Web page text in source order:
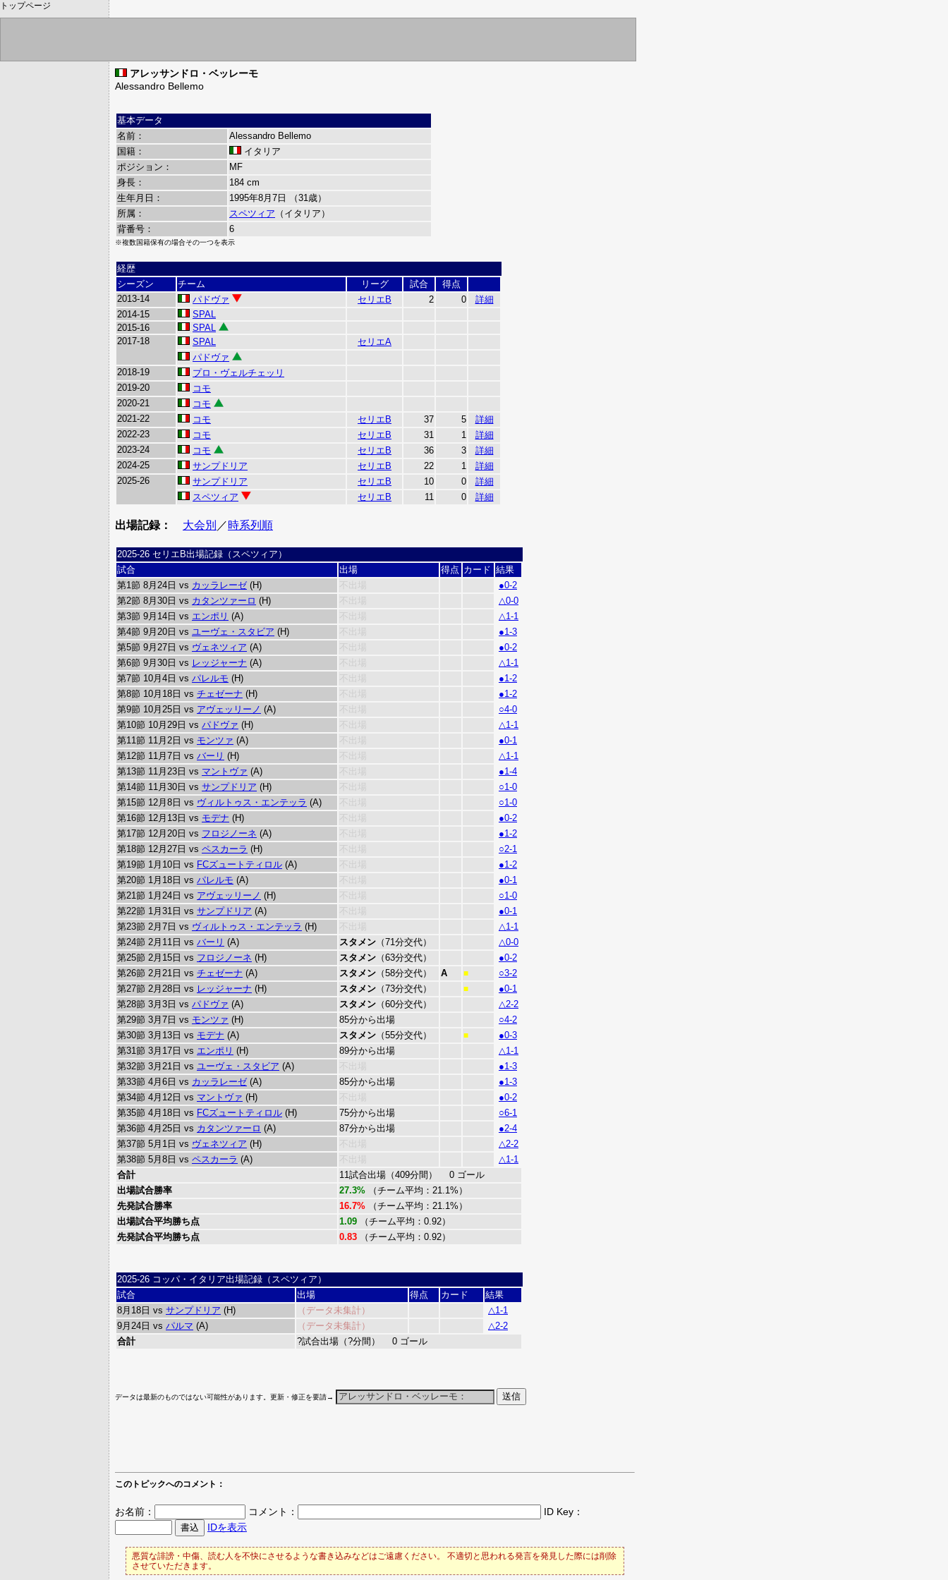
トップページ
アレッサンドロ・ベッレーモ
Alessandro Bellemo
基本データ
名前：
Alessandro Bellemo
国籍：
イタリア
ポジション：
MF
身長：
184 cm
生年月日：
1995年8月7日 （31歳）
所属：
スペツィア （イタリア）
背番号：
6
※複数国籍保有の場合その一つを表示
経歴
シーズン
チーム リーグ 試合
得点
2013-14
パドヴァ セリエB 2 0
詳細
2014-15
SPAL
2015-16
SPAL
2017-18
SPAL
セリエA
パドヴァ
2018-19
プロ・ヴェルチェッリ
2019-20
コモ
2020-21
コモ
2021-22
コモ セリエB 37 5
詳細
2022-23
コモ セリエB 31 1
詳細
2023-24
コモ セリエB 36 3
詳細
2024-25
サンプドリア セリエB 22 1
詳細
2025-26
サンプドリア セリエB 10 0
詳細
スペツィア
セリエB 11 0 詳細
出場記録： 大会別 ／時系列順
2025-26 セリエB出場記録（スペツィア）
試合
出場 得点 カード 結果
第1節 8月24日 vs カッラレーゼ (H) 不出場
●0-2
第2節 8月30日 vs カタンツァーロ (H) 不出場
△0-0
第3節 9月14日 vs エンポリ (A) 不出場
△1-1
第4節 9月20日 vs ユーヴェ・スタビア (H) 不出場
●1-3
第5節 9月27日 vs ヴェネツィア (A) 不出場
●0-2
第6節 9月30日 vs レッジャーナ (A) 不出場
△1-1
第7節 10月4日 vs パレルモ (H) 不出場
●1-2
第8節 10月18日 vs チェゼーナ (H) 不出場
●1-2
第9節 10月25日 vs アヴェッリーノ (A) 不出場
○4-0
第10節 10月29日 vs パドヴァ (H) 不出場
△1-1
第11節 11月2日 vs モンツァ (A) 不出場
●0-1
第12節 11月7日 vs バーリ (H) 不出場
△1-1
第13節 11月23日 vs マントヴァ (A) 不出場
●1-4
第14節 11月30日 vs サンプドリア (H) 不出場
○1-0
第15節 12月8日 vs ヴィルトゥス・エンテッラ (A) 不出場
○1-0
第16節 12月13日 vs モデナ (H) 不出場
●0-2
第17節 12月20日 vs フロジノーネ (A) 不出場
●1-2
第18節 12月27日 vs ペスカーラ (H) 不出場
○2-1
第19節 1月10日 vs FCズュートティロル (A) 不出場
●1-2
第20節 1月18日 vs パレルモ (A) 不出場
●0-1
第21節 1月24日 vs アヴェッリーノ (H) 不出場
○1-0
第22節 1月31日 vs サンプドリア (A) 不出場
●0-1
第23節 2月7日 vs ヴィルトゥス・エンテッラ (H) 不出場
△1-1
第24節 2月11日 vs バーリ (A) スタメン （71分交代）
△0-0
第25節 2月15日 vs フロジノーネ (H) スタメン （63分交代）
●0-2
第26節 2月21日 vs チェゼーナ (A) スタメン （58分交代） A ■
○3-2
第27節 2月28日 vs レッジャーナ (H) スタメン （73分交代） ■
●0-1
第28節 3月3日 vs パドヴァ (A) スタメン （60分交代）
△2-2
第29節 3月7日 vs モンツァ (H) 85分から出場
○4-2
第30節 3月13日 vs モデナ (A) スタメン （55分交代） ■
●0-3
第31節 3月17日 vs エンポリ (H) 89分から出場
△1-1
第32節 3月21日 vs ユーヴェ・スタビア (A) 不出場
●1-3
第33節 4月6日 vs カッラレーゼ (A) 85分から出場
●1-3
第34節 4月12日 vs マントヴァ (H) 不出場
●0-2
第35節 4月18日 vs FCズュートティロル (H) 75分から出場
○6-1
第36節 4月25日 vs カタンツァーロ (A) 87分から出場
●2-4
第37節 5月1日 vs ヴェネツィア (H) 不出場
△2-2
第38節 5月8日 vs ペスカーラ (A) 不出場
△1-1
合計
11試合出場（409分間） 0 ゴール
出場試合勝率
27.3% （チーム平均：21.1%）
先発試合勝率
16.7% （チーム平均：21.1%）
出場試合平均勝ち点
1.09 （チーム平均：0.92）
先発試合平均勝ち点
0.83 （チーム平均：0.92）
2025-26 コッパ・イタリア出場記録（スペツィア）
試合
出場 得点 カード
結果
8月18日 vs サンプドリア (H) （データ未集計）
△1-1
9月24日 vs パルマ (A) （データ未集計）
△2-2
合計
?試合出場（?分間） 0 ゴール
データは最新のものではない可能性があります。更新・修正を要請→
このトピックへのコメント：
お名前： コメント：
ID Key：
IDを表示
悪質な誹謗・中傷、読む人を不快にさせるような書き込みなどはご遠慮ください。 不適切と思われる発言を発見した際には削除
させていただきます。